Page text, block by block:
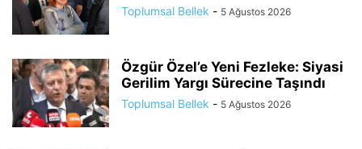
Toplumsal Bellek - 5 Ağustos 2026
Özgür Özel’e Yeni Fezleke: Siyasi
Gerilim Yargı Sürecine Taşındı
Toplumsal Bellek - 5 Ağustos 2026